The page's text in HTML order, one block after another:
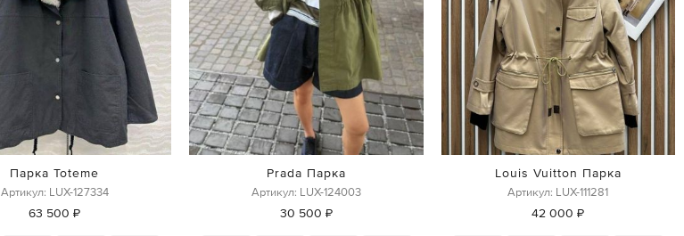
Парка Toteme
Артикул: LUX-127334
63 500 ₽
Prada Парка
Артикул: LUX-124003
30 500 ₽
Louis Vuitton Парка
Артикул: LUX-111281
42 000 ₽